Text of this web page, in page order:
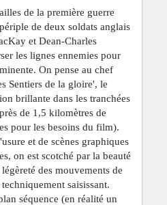
de la première guerre
de deux soldats anglais
et Dean-Charles
les lignes ennemies pour
On pense au chef
Sentiers de la gloire', le
brillante dans les tranchées
de 1,5 kilomètres de
pour les besoins du film).
et de scènes graphiques
on est scotché par la beauté
des mouvements de
saisissant.
séquence (en réalité un